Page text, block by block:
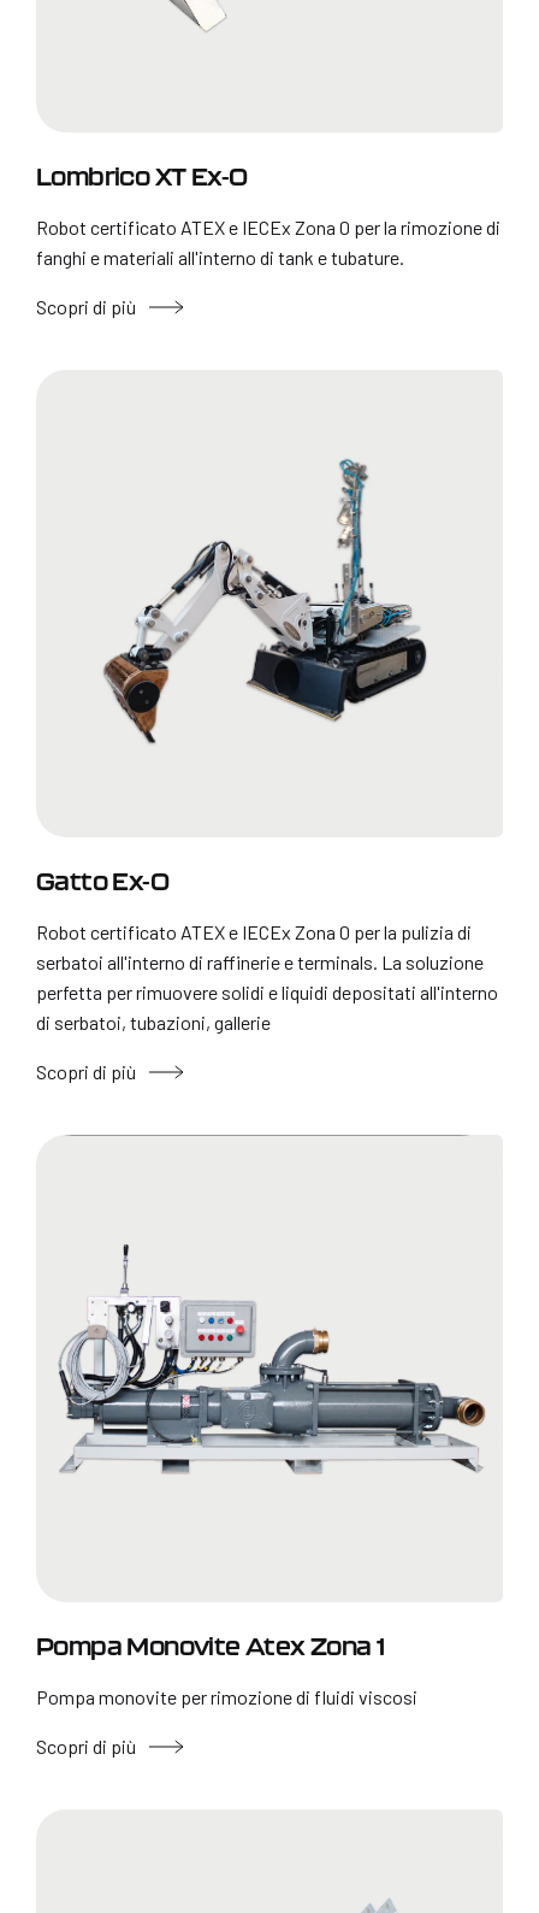
Lombrico XT Ex-0
Robot certificato ATEX e IECEx Zona 0 per la rimozione di
fanghi e materiali all'interno di tank e tubature.
Scopri di più
Gatto Ex-0
Robot certificato ATEX e IECEx Zona 0 per la pulizia di
serbatoi all'interno di raffinerie e terminals. La soluzione
perfetta per rimuovere solidi e liquidi depositati all'interno
di serbatoi, tubazioni, gallerie
Scopri di più
Pompa Monovite Atex Zona 1
Pompa monovite per rimozione di fluidi viscosi
Scopri di più